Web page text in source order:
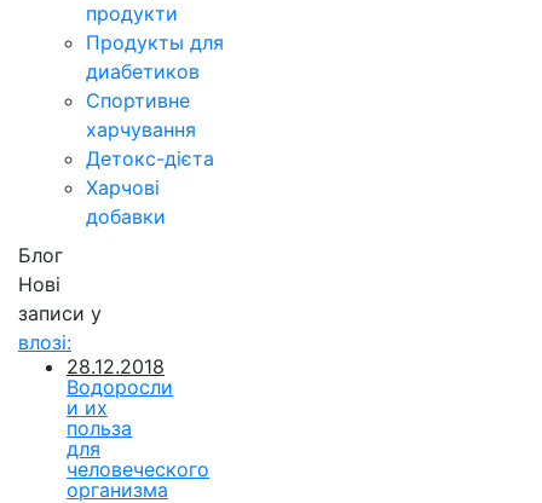
продукти
Продукты для
диабетиков
Спортивне
харчування
Детокс-дієта
Харчові
добавки
Блог
Нові
записи у
влозі:
28.12.2018
Водоросли
и их
польза
для
человеческого
организма